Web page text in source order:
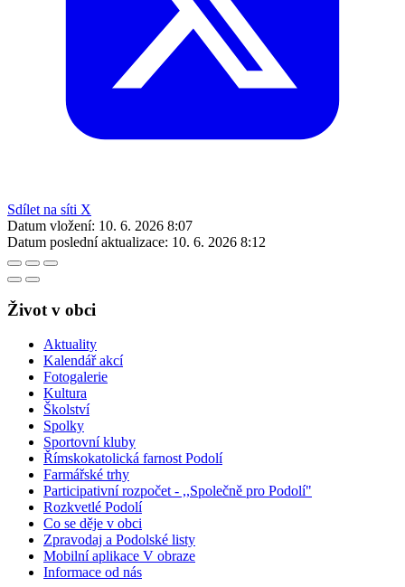
Sdílet na síti X
Datum vložení: 10. 6. 2026 8:07
Datum poslední aktualizace: 10. 6. 2026 8:12
Život v obci
Aktuality
Kalendář akcí
Fotogalerie
Kultura
Školství
Spolky
Sportovní kluby
Římskokatolická farnost Podolí
Farmářské trhy
Participativní rozpočet - ,,Společně pro Podolí"
Rozkvetlé Podolí
Co se děje v obci
Zpravodaj a Podolské listy
Mobilní aplikace V obraze
Informace od nás